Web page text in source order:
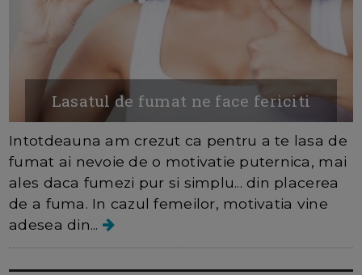
Lasatul de fumat ne face fericiti
Intotdeauna am crezut ca pentru a te lasa de
fumat ai nevoie de o motivatie puternica, mai
ales daca fumezi pur si simplu... din placerea
de a fuma. In cazul femeilor, motivatia vine
adesea din...